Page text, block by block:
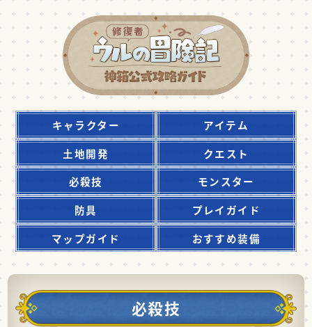
キャラクター
アイテム
土地開発
クエスト
必殺技
モンスター
防具
プレイガイド
マップガイド
おすすめ装備
必殺技